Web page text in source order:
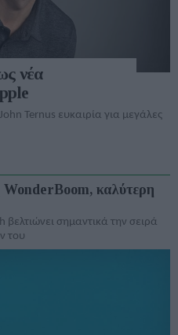
νέα
Ternus ευκαιρία για μεγάλες
καλύτερη
σημαντικά την σειρά
του